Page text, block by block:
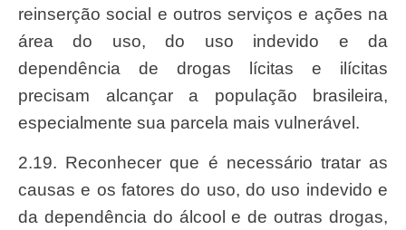
reinserção social e outros serviços e ações na
área do uso, do uso indevido e da
dependência de drogas lícitas e ilícitas
precisam alcançar a população brasileira,
especialmente sua parcela mais vulnerável.
2.19. Reconhecer que é necessário tratar as
causas e os fatores do uso, do uso indevido e
da dependência do álcool e de outras drogas,